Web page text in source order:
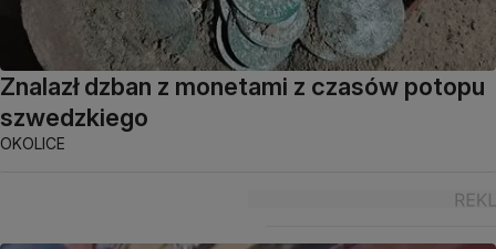
Znalazł dzban z monetami z czasów potopu
szwedzkiego
OKOLICE